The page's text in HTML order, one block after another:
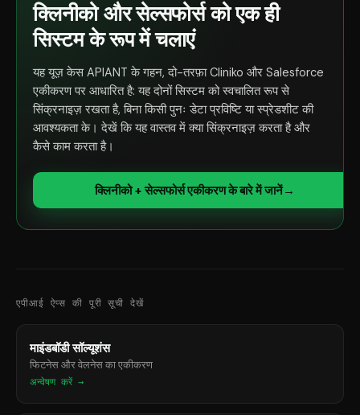
क्लिनीको और सेल्सफोर्स को एक ही
सिस्टम के रूप में चलाएं
यह यूज़ केस APIANT के गहन, दो-तरफ़ा Cliniko और Salesforce
एकीकरण पर आधारित है: यह दोनों सिस्टम को स्वचालित रूप से
सिंक्रनाइज़ रखता है, बिना किसी पुनः डेटा प्रविष्टि या स्प्रेडशीट की
आवश्यकता के। देखें कि यह वास्तव में क्या सिंक्रनाइज़ करता है और
कैसे काम करता है।
क्लिनीको + सेल्सफोर्स एकीकरण के बारे में जानें→
एपीआई ऐप्स की पूरी सूची देखें
माइंडबॉडी सॉल्यूशंस
फिटनेस और वेलनेस का एकीकरण
अन्वेषण करें →